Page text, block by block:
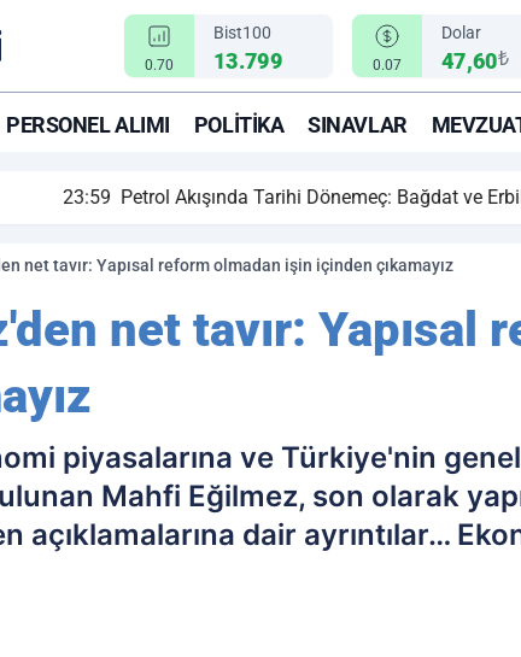
0.70
Bist100
13.799 0.07
Dolar
47,60₺
PERSONEL ALIMI POLITIKA SINAVLAR
Tarihi Dönemeç: Bağdat ve Erbil El Sıkıştı, Enerji Rotası
net tavır: Yapısal reform olmadan işin içinden çıkamayız
net tavır: Yapısal
piyasalarına ve Türkiye'nin
Mahfi Eğilmez, son olarak
açıklamalarına dair ayrıntılar…